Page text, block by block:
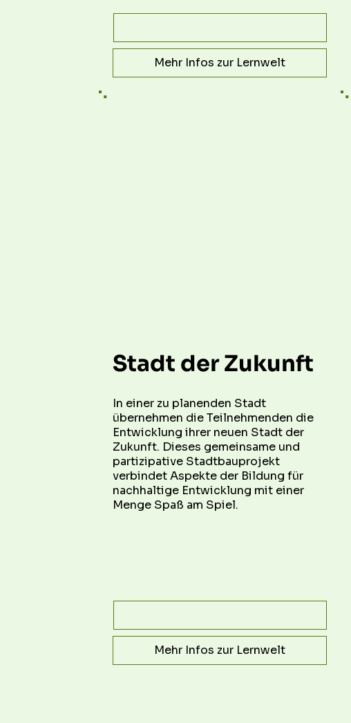
Mehr Infos zur Lernwelt
Stadt der Zukunft
In einer zu planenden Stadt
übernehmen die Teilnehmenden die
Entwicklung ihrer neuen Stadt der
Zukunft. Dieses gemeinsame und
partizipative Stadtbauprojekt
verbindet Aspekte der Bildung für
nachhaltige Entwicklung mit einer
Menge Spaß am Spiel.
Mehr Infos zur Lernwelt